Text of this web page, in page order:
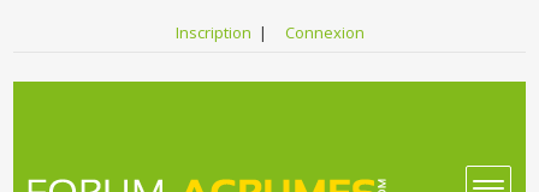
Inscription | Connexion